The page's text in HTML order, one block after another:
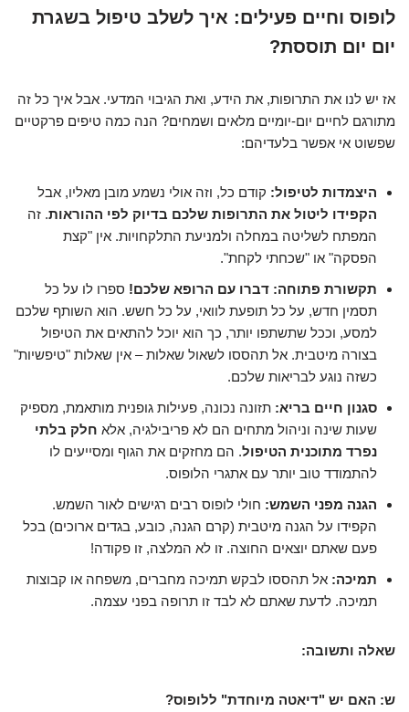
לופוס וחיים פעילים: איך לשלב טיפול בשגרת
יום יום תוססת?
אז יש לנו את התרופות, את הידע, ואת הגיבוי המדעי. אבל איך כל זה
מתורגם לחיים יום-יומיים מלאים ושמחים? הנה כמה טיפים פרקטיים
שפשוט אי אפשר בלעדיהם:
היצמדות לטיפול: קודם כל, וזה אולי נשמע מובן מאליו, אבל
הקפידו ליטול את התרופות שלכם בדיוק לפי ההוראות. זה
המפתח לשליטה במחלה ולמניעת התלקחויות. אין "קצת
הפסקה" או "שכחתי לקחת".
תקשורת פתוחה: דברו עם הרופא שלכם! ספרו לו על כל
תסמין חדש, על כל תופעת לוואי, על כל חשש. הוא השותף שלכם
למסע, וככל שתשתפו יותר, כך הוא יוכל להתאים את הטיפול
בצורה מיטבית. אל תהססו לשאול שאלות – אין שאלות "טיפשיות"
כשזה נוגע לבריאות שלכם.
סגנון חיים בריא: תזונה נכונה, פעילות גופנית מותאמת, מספיק
שעות שינה וניהול מתחים הם לא פריבילגיה, אלא חלק בלתי
נפרד מתוכנית הטיפול. הם מחזקים את הגוף ומסייעים לו
להתמודד טוב יותר עם אתגרי הלופוס.
הגנה מפני השמש: חולי לופוס רבים רגישים לאור השמש.
הקפידו על הגנה מיטבית (קרם הגנה, כובע, בגדים ארוכים) בכל
פעם שאתם יוצאים החוצה. זו לא המלצה, זו פקודה!
תמיכה: אל תהססו לבקש תמיכה מחברים, משפחה או קבוצות
תמיכה. לדעת שאתם לא לבד זו תרופה בפני עצמה.
שאלה ותשובה:
ש: האם יש "דיאטה מיוחדת" ללופוס?